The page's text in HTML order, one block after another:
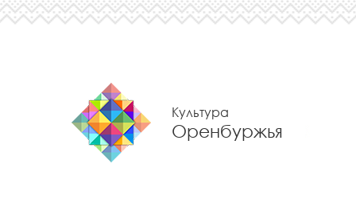
Культура
Оренбуржья